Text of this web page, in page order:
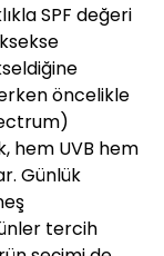
SPF değeri
öncelikle
hem UVB hem
Günlük
tercih